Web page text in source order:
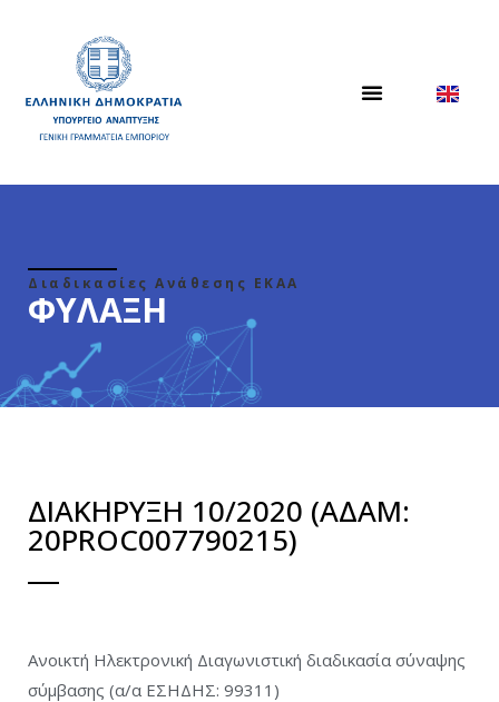
Διαδικασίες Ανάθεσης ΕΚΑΑ
ΦΥΛΑΞΗ
ΔΙΑΚΗΡΥΞΗ 10/2020 (ΑΔΑΜ:
20PROC007790215)
Ανοικτή Ηλεκτρονική Διαγωνιστική διαδικασία σύναψης
σύμβασης (α/α ΕΣΗΔΗΣ: 99311)